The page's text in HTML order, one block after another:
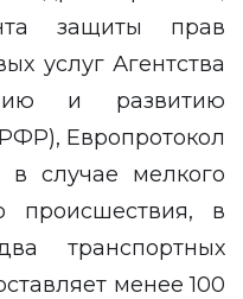
защиты прав
услуг Агентства
и развитию
Европротокол
случае мелкого
происшествия, в
транспортных
менее 100